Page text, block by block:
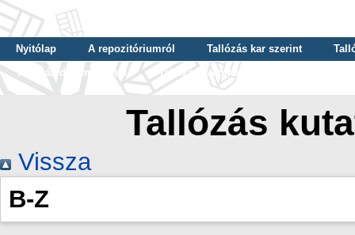
Nyitólap A repozitóriumról Tallózás kar szerint
Tallózás dátum szerint
Tallózás tudományterület szerint
Tallózás
Vissza
B-Z